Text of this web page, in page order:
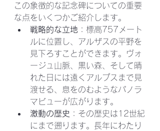
この象徴的な記念碑についての重要
な点をいくつかご紹介します。
戦略的な立地 ：標高757メート
ルに位置し、アルザスの平野を
見下ろすことができます。ヴォ
ージュ山脈、黒い森、そして晴
れた日には遠くアルプスまで見
渡せる、息をのむようなパノラ
マビューが広がります。
激動の歴史 ：その歴史は12世紀
にまで遡ります。長年にわたり